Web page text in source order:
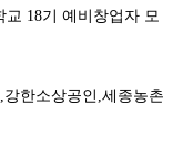
18기 예비창업자 모
한소상공인,세종농촌